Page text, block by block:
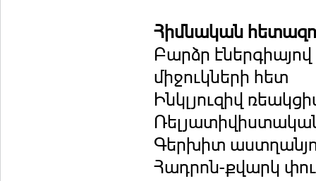
Հիմնական
Բարձր
միջուկների հետ
Ինկլյուզիվ
Գերխիտ
Հադրոն-քվարկ